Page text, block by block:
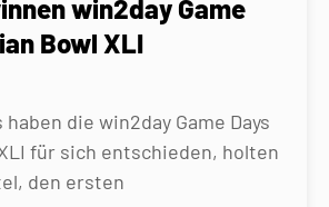
win2day Game
Bowl XLI
haben die win2day Game Days
für sich entschieden, holten
den ersten